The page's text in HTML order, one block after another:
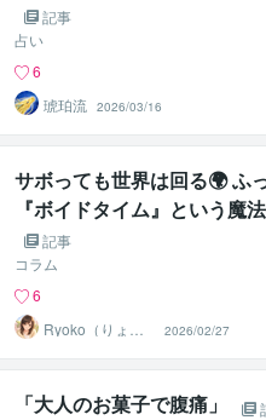
記事
占い
6
琥珀流 2026/03/16
サボっても世界は回る🌍 ふ
『ボイドタイム』という魔
記事
コラム
6
Ryoko（りょう
こ）
2026/02/27
「大人のお菓子で腹痛」